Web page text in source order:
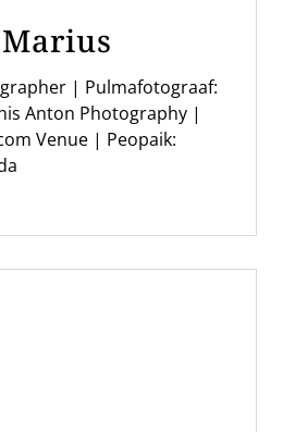
| Pulmafotograaf:
Anton Photography |
Venue | Peopaik: